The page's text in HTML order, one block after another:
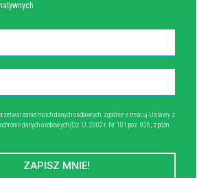
moich danych osobowych, zgodnie z treścią Ustawy z
danych osobowych (Dz. U. 2002 r. Nr 101 poz. 926, z późn.
ZAPISZ MNIE!